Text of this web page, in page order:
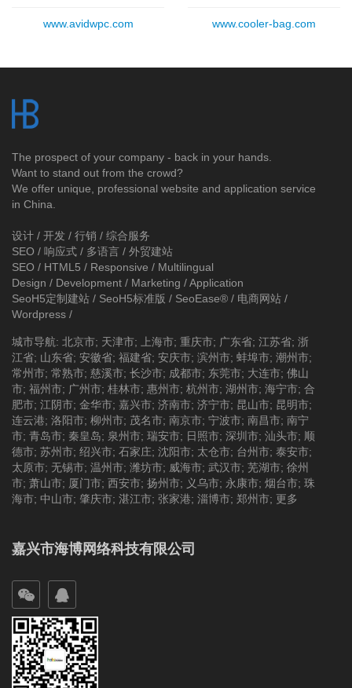
www.avidwpc.com www.cooler-bag.com
The prospect of your company - back in your hands.
Want to stand out from the crowd?
We offer unique, professional website and application service
in China.
设计 / 开发 / 行销 / 综合服务
SEO / 响应式 / 多语言 / 外贸建站
SEO / HTML5 / Responsive / Multilingual
Design / Development / Marketing / Application
SeoH5定制建站 / SeoH5标准版 / SeoEase® / 电商网站 /
Wordpress /
城市导航: 北京市; 天津市; 上海市; 重庆市; 广东省; 江苏省; 浙
江省; 山东省; 安徽省; 福建省; 安庆市; 滨州市; 蚌埠市; 潮州市;
常州市; 常熟市; 慈溪市; 长沙市; 成都市; 东莞市; 大连市; 佛山
市; 福州市; 广州市; 桂林市; 惠州市; 杭州市; 湖州市; 海宁市; 合
肥市; 江阴市; 金华市; 嘉兴市; 济南市; 济宁市; 昆山市; 昆明市;
连云港; 洛阳市; 柳州市; 茂名市; 南京市; 宁波市; 南昌市; 南宁
市; 青岛市; 秦皇岛; 泉州市; 瑞安市; 日照市; 深圳市; 汕头市; 顺
德市; 苏州市; 绍兴市; 石家庄; 沈阳市; 太仓市; 台州市; 泰安市;
太原市; 无锡市; 温州市; 潍坊市; 威海市; 武汉市; 芜湖市; 徐州
市; 萧山市; 厦门市; 西安市; 扬州市; 义乌市; 永康市; 烟台市; 珠
海市; 中山市; 肇庆市; 湛江市; 张家港; 淄博市; 郑州市; 更多
嘉兴市海博网络科技有限公司